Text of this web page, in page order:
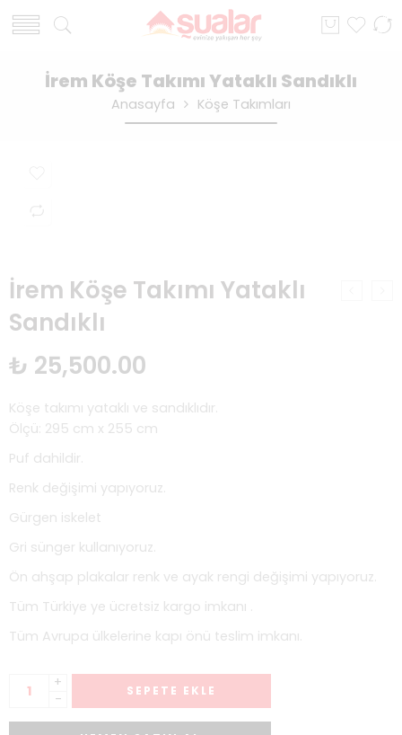
İrem Köşe Takımı Yataklı Sandıklı
Anasayfa Köşe Takımları
İrem Köşe Takımı Yataklı
Sandıklı
₺ 25,500.00
Köşe takımı yataklı ve sandıklıdır.
Ölçü: 295 cm x 255 cm
Puf dahildir.
Renk değişimi yapıyoruz.
Gürgen iskelet
Gri sünger kullanıyoruz.
Ön ahşap plakalar renk ve ayak rengi değişimi yapıyoruz.
Tüm Türkiye ye ücretsiz kargo imkanı .
Tüm Avrupa ülkelerine kapı önü teslim imkanı.
+
-
SEPETE EKLE